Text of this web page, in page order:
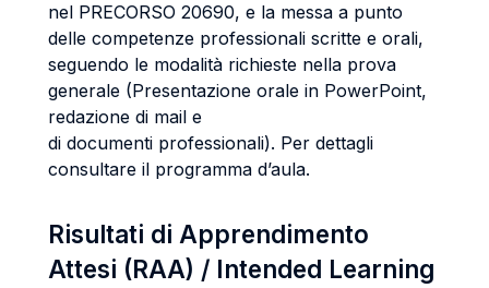
nel PRECORSO 20690, e la messa a punto
delle competenze professionali scritte e orali,
seguendo le modalità richieste nella prova
generale (Presentazione orale in PowerPoint,
redazione di mail e
di documenti professionali). Per dettagli
consultare il programma d’aula.
Risultati di Apprendimento
Attesi (RAA) / Intended Learning